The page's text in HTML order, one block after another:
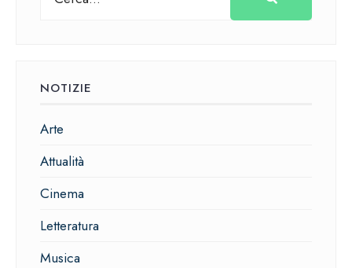
NOTIZIE
Arte
Attualità
Cinema
Letteratura
Musica